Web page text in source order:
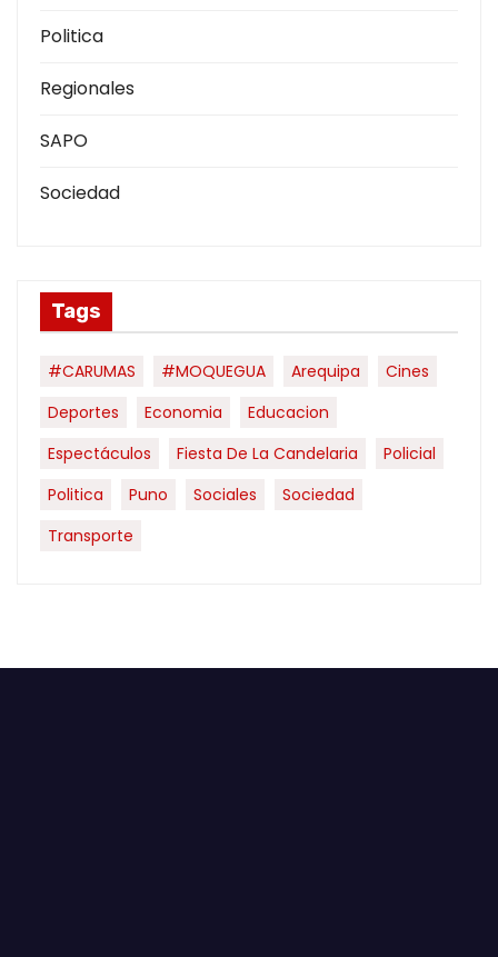
Politica
Regionales
SAPO
Sociedad
Tags
#CARUMAS #MOQUEGUA Arequipa
Cines
Deportes
Economia
Educacion
Espectáculos
Fiesta De La Candelaria
Policial
Politica
Puno Sociales
Sociedad
Transporte